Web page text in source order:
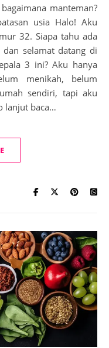
manteman?
usia Halo! Aku
32. Siapa tahu ada
selamat datang di
3 ini? Aku hanya
menikah, belum
sendiri, tapi aku
lanjut baca…